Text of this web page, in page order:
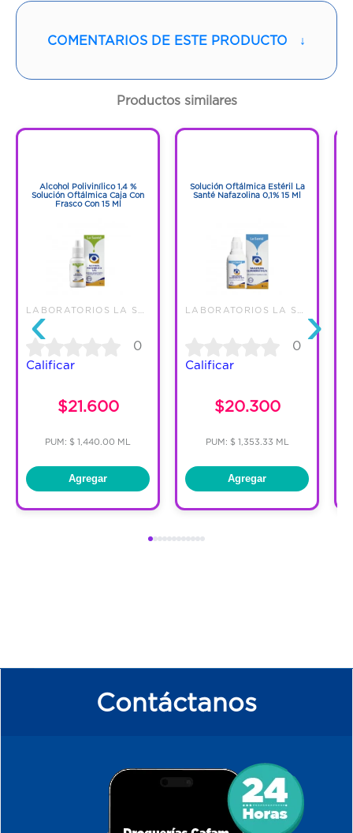
S A
Vía de administración:INTRAOCULAR
Código:860186
COMENTARIOS DE ESTE PRODUCTO ↓
Productos similares
‹
Alcohol Polivinílico 1,4 %
Solución Oftálmica Caja Con
Frasco Con 15 Ml
0
Calificar
$21.600
PUM: $ 1,440.00 ML
Agregar
Solución Oftálmica Estéril La
Santé Nafazolina 0,1% 15 Ml
0
Calificar
$20.300
PUM: $ 1,353.33 ML
Agregar
›
Contáctanos